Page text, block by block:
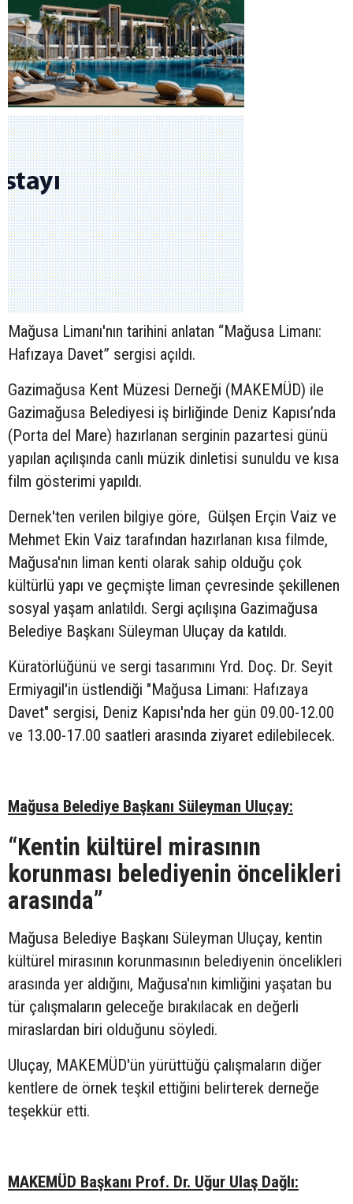
Mağusa Limanı'nın tarihini anlatan “Mağusa Limanı:
Hafızaya Davet” sergisi açıldı.
Gazimağusa Kent Müzesi Derneği (MAKEMÜD) ile
Gazimağusa Belediyesi iş birliğinde Deniz Kapısı’nda
(Porta del Mare) hazırlanan serginin pazartesi günü
yapılan açılışında canlı müzik dinletisi sunuldu ve kısa
film gösterimi yapıldı.
Dernek'ten verilen bilgiye göre, Gülşen Erçin Vaiz ve
Mehmet Ekin Vaiz tarafından hazırlanan kısa filmde,
Mağusa'nın liman kenti olarak sahip olduğu çok
kültürlü yapı ve geçmişte liman çevresinde şekillenen
sosyal yaşam anlatıldı. Sergi açılışına Gazimağusa
Belediye Başkanı Süleyman Uluçay da katıldı.
Küratörlüğünü ve sergi tasarımını Yrd. Doç. Dr. Seyit
Ermiyagil'in üstlendiği "Mağusa Limanı: Hafızaya
Davet" sergisi, Deniz Kapısı'nda her gün 09.00-12.00
ve 13.00-17.00 saatleri arasında ziyaret edilebilecek.
Mağusa Belediye Başkanı Süleyman Uluçay:
“Kentin kültürel mirasının
korunması belediyenin öncelikleri
arasında”
Mağusa Belediye Başkanı Süleyman Uluçay, kentin
kültürel mirasının korunmasının belediyenin öncelikleri
arasında yer aldığını, Mağusa'nın kimliğini yaşatan bu
tür çalışmaların geleceğe bırakılacak en değerli
miraslardan biri olduğunu söyledi.
Uluçay, MAKEMÜD'ün yürüttüğü çalışmaların diğer
kentlere de örnek teşkil ettiğini belirterek derneğe
teşekkür etti.
MAKEMÜD Başkanı Prof. Dr. Uğur Ulaş Dağlı: